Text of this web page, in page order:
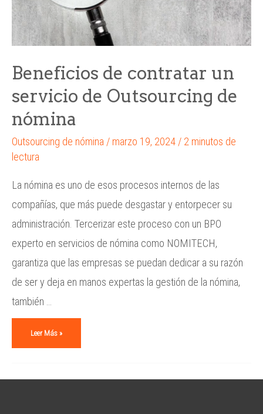
Beneficios de contratar un
servicio de Outsourcing de
nómina
Outsourcing de nómina / marzo 19, 2024 / 2 minutos de
lectura
La nómina es uno de esos procesos internos de las
compañías, que más puede desgastar y entorpecer su
administración. Tercerizar este proceso con un BPO
experto en servicios de nómina como NOMITECH,
garantiza que las empresas se puedan dedicar a su razón
de ser y deja en manos expertas la gestión de la nómina,
también …
Leer Más »